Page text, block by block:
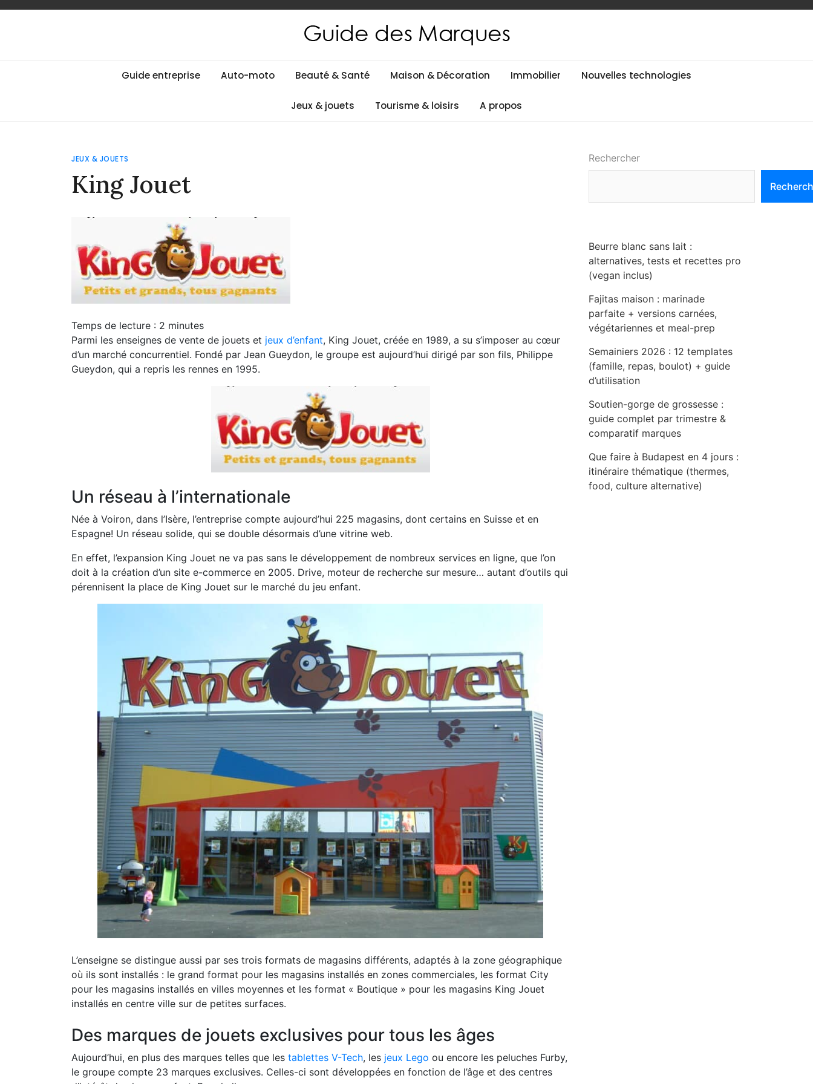
Skip
Guide des Marques
Guide entreprise Auto-moto Beauté & Santé Maison & Décoration Immobilier Nouvelles technologies
Jeux & jouets Tourisme & loisirs A propos
JEUX & JOUETS
King Jouet
Temps de lecture : 2 minutes
Parmi les enseignes de vente de jouets et jeux d’enfant, King Jouet, créée en 1989, a su s’imposer au cœur
d’un marché concurrentiel. Fondé par Jean Gueydon, le groupe est aujourd’hui dirigé par son fils, Philippe
Gueydon, qui a repris les rennes en 1995.
Un réseau à l’internationale
Née à Voiron, dans l’Isère, l’entreprise compte aujourd’hui 225 magasins, dont certains en Suisse et en
Espagne! Un réseau solide, qui se double désormais d’une vitrine web.
En effet, l’expansion King Jouet ne va pas sans le développement de nombreux services en ligne, que l’on
doit à la création d’un site e-commerce en 2005. Drive, moteur de recherche sur mesure… autant d’outils qui
pérennisent la place de King Jouet sur le marché du jeu enfant.
L’enseigne se distingue aussi par ses trois formats de magasins différents, adaptés à la zone géographique
où ils sont installés : le grand format pour les magasins installés en zones commerciales, les format City
pour les magasins installés en villes moyennes et les format « Boutique » pour les magasins King Jouet
installés en centre ville sur de petites surfaces.
Des marques de jouets exclusives pour tous les âges
Aujourd’hui, en plus des marques telles que les tablettes V-Tech, les jeux Lego ou encore les peluches Furby,
le groupe compte 23 marques exclusives. Celles-ci sont développées en fonction de l’âge et des centres
Rechercher
Beurre blanc sans lait :
alternatives, tests et recettes pro
(vegan inclus)
Fajitas maison : marinade
parfaite + versions carnées,
végétariennes et meal-prep
Semainiers 2026 : 12 templates
(famille, repas, boulot) + guide
d’utilisation
Soutien-gorge de grossesse :
guide complet par trimestre &
comparatif marques
Que faire à Budapest en 4 jours :
itinéraire thématique (thermes,
food, culture alternative)